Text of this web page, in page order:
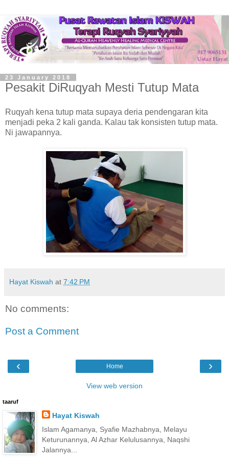
23 January 2018
Pesakit DiRuqyah Mesti Tutup Mata
Ruqyah kena tutup mata supaya deria pendengaran kita
menjadi peka 2 kali ganda. Kalau tak konsisten tutup mata.
Ni jawapannya.
Hayat Kiswah at 7:42 PM
No comments:
Post a Comment
‹ ›
Home
View web version
taaruf
Hayat Kiswah
Islam Agamanya, Syafie Mazhabnya, Melayu
Keturunannya, Al Azhar Kelulusannya, Naqshi
Jalannya...